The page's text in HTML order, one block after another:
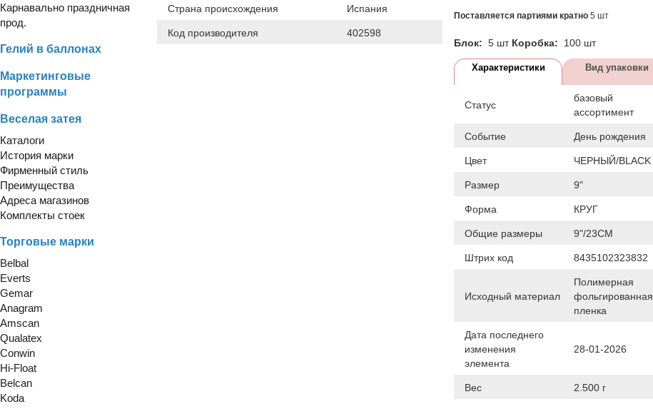
Карнавально праздничная
прод.
Гелий в баллонах
Маркетинговые
программы
Веселая затея
Каталоги
История марки
Фирменный стиль
Преимущества
Адреса магазинов
Комплекты стоек
Торговые марки
Belbal
Everts
Gemar
Anagram
Amscan
Qualatex
Conwin
Hi-Float
Belcan
Koda
Страна происхождения Испания
Код производителя 402598
Поставляется партиями кратно 5 шт
Блок: 5 шт Коробка: 100 шт
Характеристики Вид упаковки
Статус
базовый
ассортимент
Событие День рождения
Цвет ЧЕРНЫЙ/BLACK
Размер 9"
Форма КРУГ
Общие размеры 9"/23СМ
Штрих код 8435102323832
Исходный материал
Полимерная
фольгированная
пленка
Дата последнего
изменения
элемента
28-01-2026
Вес 2.500 г